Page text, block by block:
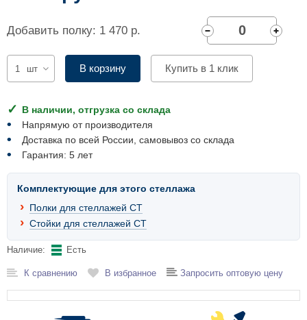
Добавить полку: 1 470 р.
шт В корзину Купить в 1 клик
В наличии, отгрузка со склада
Напрямую от производителя
Доставка по всей России, самовывоз со склада
Гарантия: 5 лет
Комплектующие для этого стеллажа
Полки для стеллажей СТ
Стойки для стеллажей СТ
Наличие: Есть
К сравнению В избранное Запросить оптовую цену